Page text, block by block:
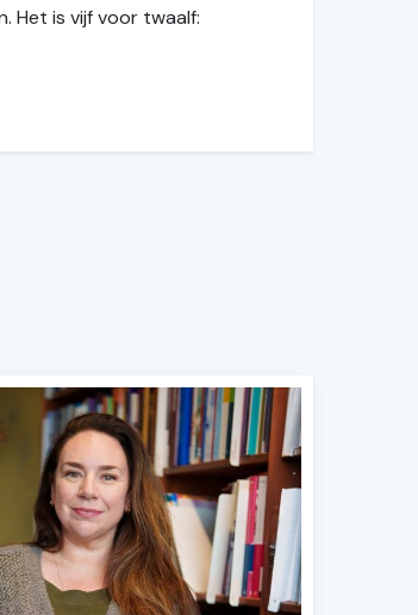
Het is vijf voor twaalf: